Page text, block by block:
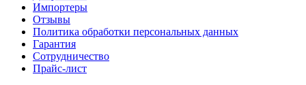
Импортеры
Отзывы
Политика обработки персональных данных
Гарантия
Сотрудничество
Прайс-лист